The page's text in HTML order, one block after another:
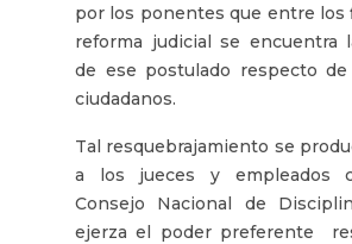
por los ponentes que entre los
reforma judicial se encuentra
de ese postulado respecto
ciudadanos.
Tal resquebrajamiento se
a los jueces y empleados
Consejo Nacional de
ejerza el poder preferente